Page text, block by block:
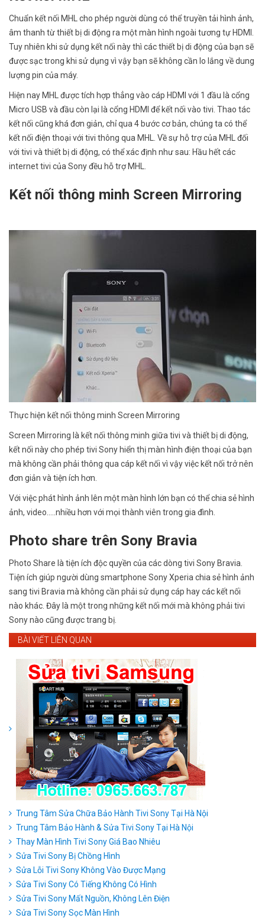
Chuẩn kết nối MHL cho phép người dùng có thể truyền tải hình ảnh,
âm thanh từ thiết bị di động ra một màn hình ngoài tương tự HDMI.
Tuy nhiên khi sử dụng kết nối này thì các thiết bị di động của bạn sẽ
được sạc trong khi sử dụng vì vậy bạn sẽ không cần lo lắng về dung
lượng pin của máy.
Hiện nay MHL được tích hợp thẳng vào cáp HDMI với 1 đầu là cổng
Micro USB và đầu còn lại là cổng HDMI để kết nối vào tivi. Thao tác
kết nối cũng khá đơn giản, chỉ qua 4 bước cơ bản, chúng ta có thể
kết nối điện thoại với tivi thông qua MHL. Về sự hỗ trợ của MHL đối
với tivi và thiết bị di động, có thể xác định như sau: Hầu hết các
internet tivi của Sony đều hỗ trợ MHL.
Kết nối thông minh Screen Mirroring
Thực hiện kết nối thông minh Screen Mirroring
Screen Mirroring là kết nối thông minh giữa tivi và thiết bị di động,
kết nối này cho phép tivi Sony hiển thị màn hình điện thoại của bạn
mà không cần phải thông qua cáp kết nối vì vậy việc kết nối trở nên
đơn giản và tiện ích hơn.
Với việc phát hình ảnh lên một màn hình lớn bạn có thể chia sẻ hình
ảnh, video.....nhiều hơn với mọi thành viên trong gia đình.
Photo share trên Sony Bravia
Photo Share là tiện ích độc quyền của các dòng tivi Sony Bravia.
Tiện ích giúp người dùng smartphone Sony Xperia chia sẻ hình ảnh
sang tivi Bravia mà không cần phải sử dụng cáp hay các kết nối
nào khác. Đây là một trong những kết nối mới mà không phải tivi
Sony nào cũng được trang bị.
BÀI VIẾT LIÊN QUAN
Trung Tâm Sửa Chữa Bảo Hành Tivi Sony Tại Hà Nội
Trung Tâm Bảo Hành & Sửa Tivi Sony Tại Hà Nội
Thay Màn Hình Tivi Sony Giá Bao Nhiêu
Sửa Tivi Sony Bị Chồng Hình
Sửa Lỗi Tivi Sony Không Vào Được Mạng
Sửa Tivi Sony Có Tiếng Không Có Hình
Sửa Tivi Sony Mất Nguồn, Không Lên Điện
Sửa Tivi Sony Sọc Màn Hình